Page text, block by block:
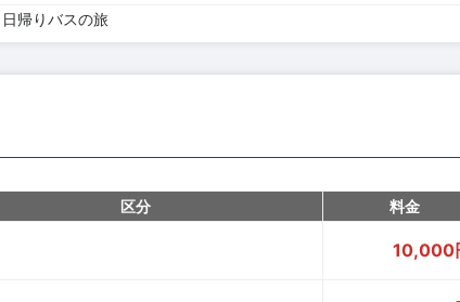
日帰りバスの旅
区分 料金
10,000